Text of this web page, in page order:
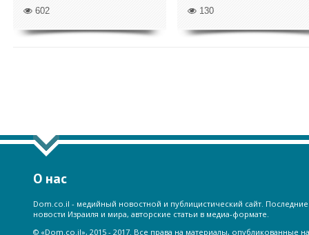
602 130
О нас
Dom.co.il - медийный новостной и публицистический сайт. Последние
новости Израиля и мира, авторские статьи в медиа-формате.
© «Dom.co.il», 2015 - 2017. Все права на материалы, опубликованные на